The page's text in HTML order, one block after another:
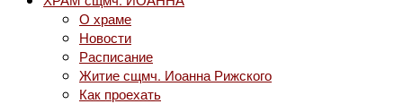
О храме
Новости
Расписание
Житие сщмч. Иоанна Рижского
Как проехать